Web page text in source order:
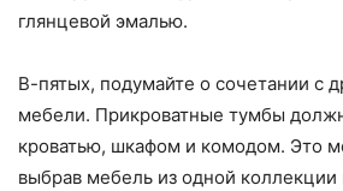
глянцевой эмалью.
В-пятых, подумайте о сочетании с
мебели. Прикроватные тумбы
кроватью, шкафом и комодом. Это
выбрав мебель из одной